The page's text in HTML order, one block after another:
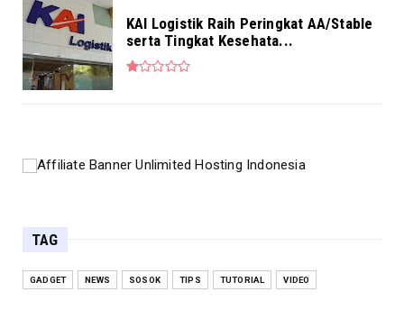
KAI Logistik Raih Peringkat AA/Stable
serta Tingkat Kesehata...
TAG
GADGET NEWS SOSOK TIPS TUTORIAL VIDEO